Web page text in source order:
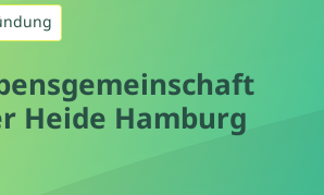
Heide Hamburg